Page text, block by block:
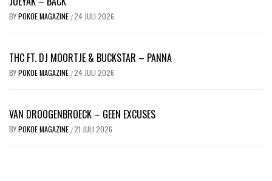
BYPOKOE MAGAZINE /24 JULI 2026
THC FT. DJ MOORTJE & BUCKSTAR – PANNA
BYPOKOE MAGAZINE /24 JULI 2026
VAN DROOGENBROECK – GEEN EXCUSES
BYPOKOE MAGAZINE /21 JULI 2026